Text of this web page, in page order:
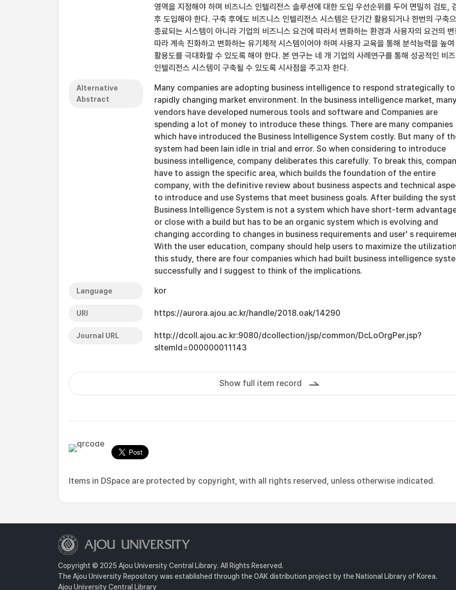
영역을 지정해야 하며 비즈니스 인텔리전스 솔루션에 대한 도입 우선순위를 두어 면밀히 검토,
후 도입해야 한다. 구축 후에도 비즈니스 인텔리전스 시스템은 단기간 활용되거나 한번의 구축
종료되는 시스템이 아니라 기업의 비즈니스 요건에 따라서 변화하는 환경과 사용자의 요건의 변
따라 계속 진화하고 변화하는 유기체적 시스템이어야 하며 사용자 교육을 통해 분석능력을 높여
활용도를 극대화할 수 있도록 해야 한다. 본 연구는 네 개 기업의 사례연구를 통해 성공적인 비
인텔리전스 시스템이 구축될 수 있도록 시사점을 주고자 한다.
Alternative
Abstract
Many companies are adopting business intelligence to respond strategically to
rapidly changing market environment. In the business intelligence market, many
vendors have developed numerous tools and software and Companies are
spending a lot of money to introduce these things. There are many companies
which have introduced the Business Intelligence System costly. But many of
system had been lain idle in trial and error. So when considering to introduce
business intelligence, company deliberates this carefully. To break this,
have to assign the specific area, which builds the foundation of the entire
company, with the definitive review about business aspects and technical
to introduce and use Systems that meet business goals. After building the
Business Intelligence System is not a system which have short-term
or close with a build but has to be an organic system which is evolving and
changing according to changes in business requirements and user' s
With the user education, company should help users to maximize the
this study, there are four companies which had built business intelligence
successfully and I suggest to think of the implications.
Language kor
URI https://aurora.ajou.ac.kr/handle/2018.oak/14290
Journal URL
http://dcoll.ajou.ac.kr:9080/dcollection/jsp/common/DcLoOrgPer.jsp?
sItemId=000000011143
Show full item record
Items in DSpace are protected by copyright, with all rights reserved, unless otherwise indicated.
Copyright © 2025 Ajou University Central Library. All Rights Reserved.
The Ajou University Repository was established through the OAK distribution project by the National Library of Korea.
Ajou University Central Library